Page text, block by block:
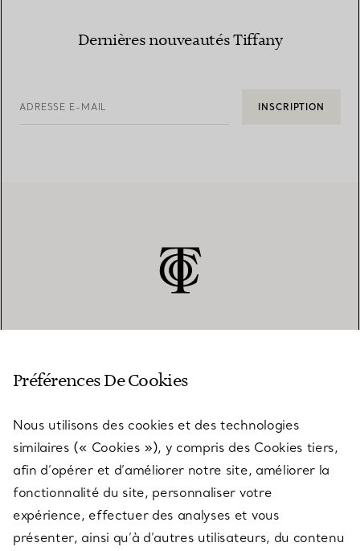
Dernières nouveautés Tiffany
ADRESSE E-MAIL INSCRIPTION
SERVICES
À PROPOS
Préférences De Cookies
Nous utilisons des cookies et des technologies
similaires (« Cookies »), y compris des Cookies tiers,
afin d’opérer et d’améliorer notre site, améliorer la
fonctionnalité du site, personnaliser votre
expérience, effectuer des analyses et vous
présenter, ainsi qu’à d’autres utilisateurs, du contenu